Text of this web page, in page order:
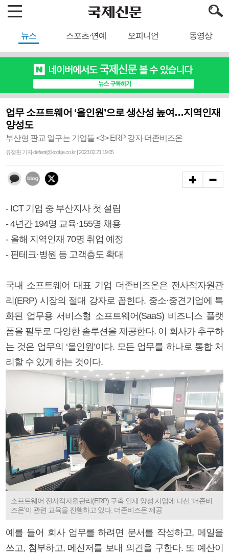
뉴스 스포츠·연예 오피니언 동영상
업무 소프트웨어 ‘올인원’으로 생산성 높여…지역인재
양성도
부산형 판교 일구는 기업들 <3> ERP 강자 더존비즈온
유정환 기자 defiant@kookje.co.kr | 2023.02.21 19:05
- ICT 기업 중 부산지사 첫 설립
- 4년간 194명 교육·155명 채용
- 올해 지역인재 70명 취업 예정
- 핀테크·병원 등 고객층도 확대
국내 소프트웨어 대표 기업 더존비즈온은 전사적자원관
리(ERP) 시장의 절대 강자로 꼽힌다. 중소·중견기업에 특
화된 업무용 서비스형 소프트웨어(SaaS) 비즈니스 플랫
폼을 필두로 다양한 솔루션을 제공한다. 이 회사가 추구하
는 것은 업무의 ‘올인원’이다. 모든 업무를 하나로 통합 처
리할 수 있게 하는 것이다.
소프트웨어 전사적자원관리(ERP) 구축 인재 양성 사업에 나선 ‘더존비
즈온’이 관련 교육을 진행하고 있다. 더존비즈온 제공
예를 들어 회사 업무를 하려면 문서를 작성하고, 메일을
쓰고, 첨부하고, 메신저를 보내 의견을 구한다. 또 예산이